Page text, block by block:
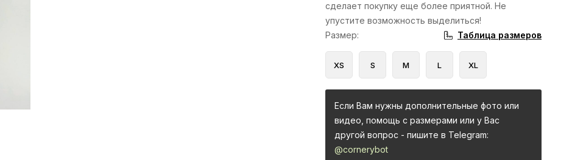
сделает покупку еще более приятной. Не
упустите возможность выделиться!
Размер: Таблица размеров
XS S M L XL
Если Вам нужны дополнительные фото или
видео, помощь с размерами или у Вас
другой вопрос - пишите в Telegram:
@cornerybot